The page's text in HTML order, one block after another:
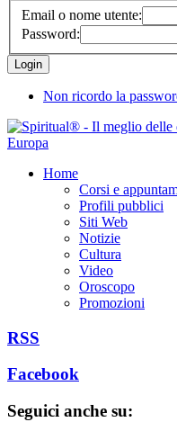
Email o nome utente:
Password:
Non ricordo la
Home
Corsi e
Profili pubblici
Siti Web
Notizie
Cultura
Video
Oroscopo
Promozioni
RSS
Facebook
Seguici anche su: